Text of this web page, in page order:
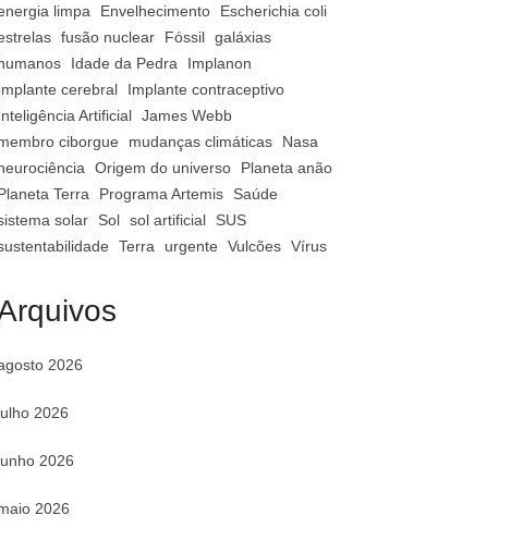
limpa
Envelhecimento
Escherichia coli
fusão nuclear Fóssil galáxias
Idade da Pedra
Implanon
cerebral
Implante contraceptivo
Artificial James Webb
ciborgue
mudanças climáticas
Nasa
Origem do universo
Planeta anão
Terra
Programa Artemis
Saúde
solar
Sol sol artificial
SUS
Terra urgente Vulcões Vírus
2026
2026
2026
2026